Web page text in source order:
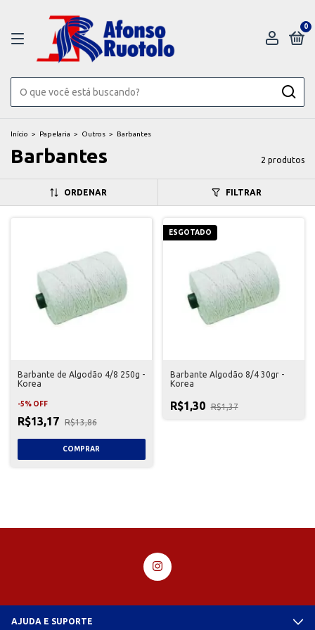
0
Início > Papelaria > Outros > Barbantes
Barbantes 2 produtos
ORDENAR FILTRAR
Barbante de Algodão 4/8 250g -
Korea
-5% OFF
R$13,17 R$13,86
ESGOTADO
Barbante Algodão 8/4 30gr -
Korea
R$1,30 R$1,37
AJUDA E SUPORTE